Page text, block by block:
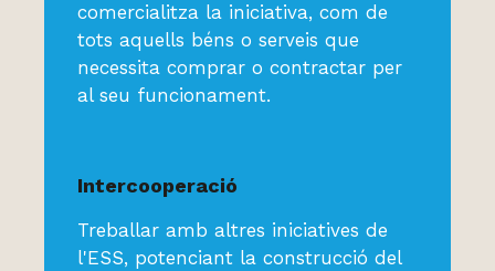
comercialitza la iniciativa, com de
tots aquells béns o serveis que
necessita comprar o contractar per
al seu funcionament.
Intercooperació
Treballar amb altres iniciatives de
l'ESS, potenciant la construcció del